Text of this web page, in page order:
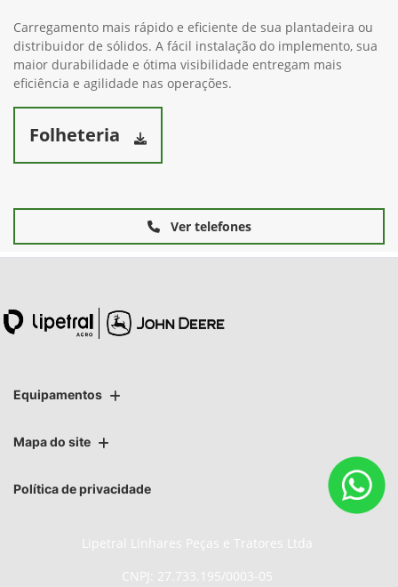
Carregamento mais rápido e eficiente de sua plantadeira ou
distribuidor de sólidos. A fácil instalação do implemento, sua
maior durabilidade e ótima visibilidade entregam mais
eficiência e agilidade nas operações.
Folheteria
Ver telefones
Equipamentos
Mapa do site
Política de privacidade
Lipetral Linhares Peças e Tratores Ltda
CNPJ: 27.733.195/0003-05